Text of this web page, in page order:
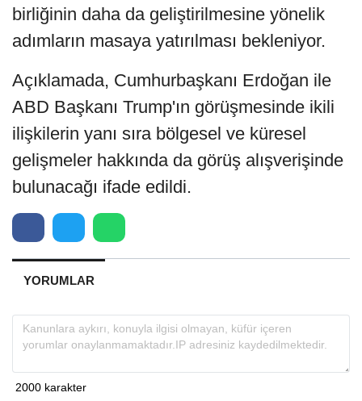
birliğinin daha da geliştirilmesine yönelik
adımların masaya yatırılması bekleniyor.
Açıklamada, Cumhurbaşkanı Erdoğan ile
ABD Başkanı Trump'ın görüşmesinde ikili
ilişkilerin yanı sıra bölgesel ve küresel
gelişmeler hakkında da görüş alışverişinde
bulunacağı ifade edildi.
YORUMLAR